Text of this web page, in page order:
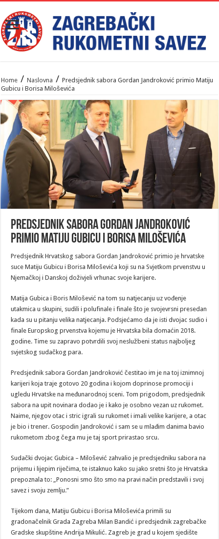
Home / Naslovna / Predsjednik sabora Gordan Jandroković primio Matiju
Gubicu i Borisa Miloševića
Predsjednik sabora Gordan Jandroković
primio Matiju Gubicu i Borisa Miloševića
Predsjednik Hrvatskog sabora Gordan Jandroković primio je hrvatske
suce Matiju Gubicu i Borisa Miloševića koji su na Svjetkom prvenstvu u
Njemačkoj i Danskoj doživjeli vrhunac svoje karijere.
Matija Gubica i Boris Milošević na tom su natjecanju uz vođenje
utakmica u skupini, sudili i polufinale i finale što je svojevrsni presedan
kada su u pitanju velika natjecanja. Podsjećamo da je isti dvojac sudio i
finale Europskog prvenstva kojemu je Hrvatska bila domaćin 2018.
godine. Time su zapravo potvrdili svoj neslužbeni status najboljeg
svjetskog sudačkog para.
Predsjednik sabora Gordan Jandroković čestitao im je na toj iznimnoj
karijeri koja traje gotovo 20 godina i kojom doprinose promociji i
ugledu Hrvatske na međunarodnoj sceni. Tom prigodom, predsjednik
sabora na upit novinara dodao je i kako je osobno vezan uz rukomet.
Naime, njegov otac i stric igrali su rukomet i imali velike karijere, a otac
je bio i trener. Gospodin Jandroković i sam se u mlađim danima bavio
rukometom zbog čega mu je taj sport prirastao srcu.
Sudački dvojac Gubica – Milošević zahvalio je predsjedniku sabora na
prijemu i lijepim riječima, te istaknuo kako su jako sretni što je Hrvatska
prepoznala to: „Ponosni smo što smo na pravi način predstavili i svoj
savez i svoju zemlju.”
Tijekom dana, Matiju Gubicu i Borisa Miloševića primili su
gradonačelnik Grada Zagreba Milan Bandić i predsjednik zagrebačke
Gradske skupštine Andrija Mikulić. Zagreb je grad u kojem sjedište